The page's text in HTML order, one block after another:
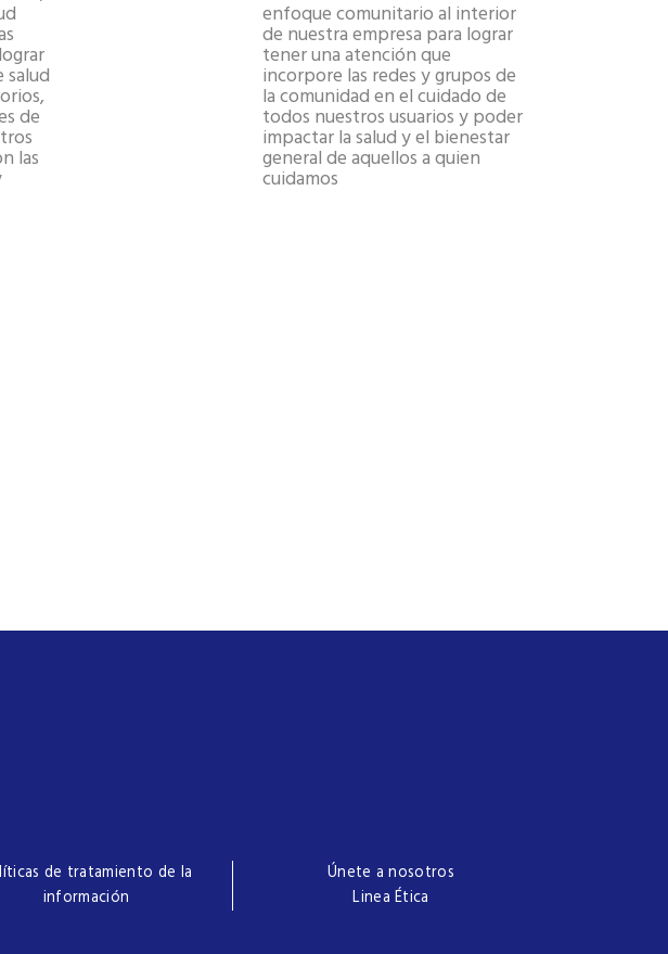
salud
de
las
enfoque comunitario al interior
de nuestra empresa para lograr
tener una atención que
incorpore las redes y grupos de
la comunidad en el cuidado de
todos nuestros usuarios y poder
impactar la salud y el bienestar
general de aquellos a quien
cuidamos
de tratamiento de la
información
Únete a nosotros
Linea Ética